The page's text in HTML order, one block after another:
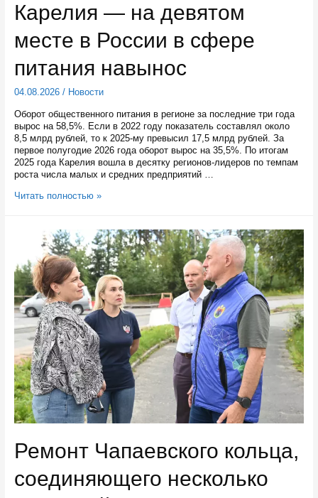
межмуниципального
автобусного
сообщения
в
Карелия — на девятом
месте в России в сфере
питания навынос
04.08.2026/ Новости
Оборот общественного питания в регионе за последние три года
вырос на 58,5%. Если в 2022 году показатель составлял около
8,5 млрд рублей, то к 2025-му превысил 17,5 млрд рублей. За
первое полугодие 2026 года оборот вырос на 35,5%. По итогам
2025 года Карелия вошла в десятку регионов-лидеров по темпам
роста числа малых и средних предприятий …
Карелия
России
в
сфере
питания
навынос
Читать полностью »
Ремонт Чапаевского кольца,
соединяющего несколько